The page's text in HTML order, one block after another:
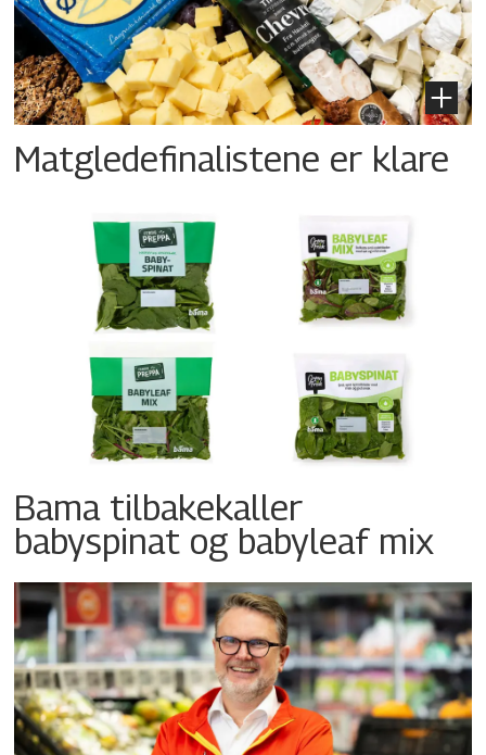
Matgledefinalistene er klare
Bama tilbakekaller
babyspinat og babyleaf mix